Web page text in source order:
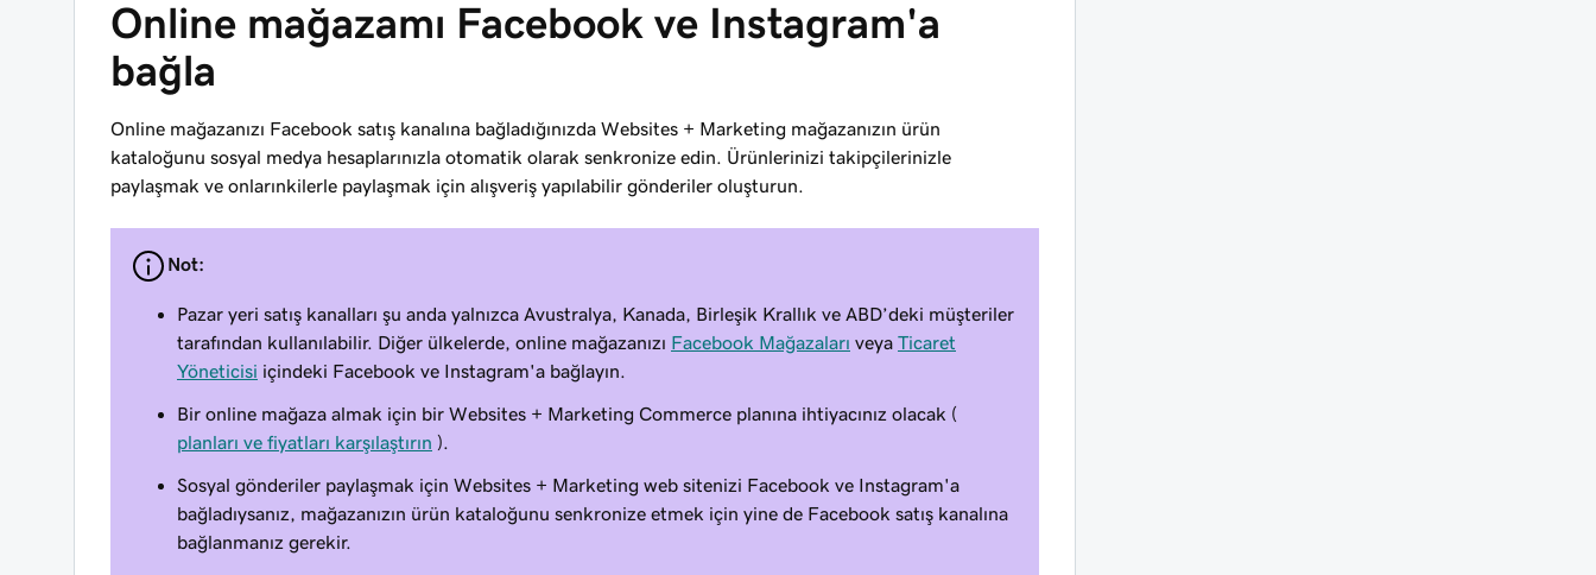
Online mağazamı Facebook ve Instagram'a
bağla
Online mağazanızı Facebook satış kanalına bağladığınızda Websites + Marketing mağazanızın ürün
kataloğunu sosyal medya hesaplarınızla otomatik olarak senkronize edin. Ürünlerinizi takipçilerinizle
paylaşmak ve onlarınkilerle paylaşmak için alışveriş yapılabilir gönderiler oluşturun.
Not:
Pazar yeri satış kanalları şu anda yalnızca Avustralya, Kanada, Birleşik Krallık ve ABD’deki müşteriler
tarafından kullanılabilir. Diğer ülkelerde, online mağazanızı Facebook Mağazaları veya Ticaret
Yöneticisi içindeki Facebook ve Instagram'a bağlayın.
Bir online mağaza almak için bir Websites + Marketing Commerce planına ihtiyacınız olacak (
planları ve fiyatları karşılaştırın ).
Sosyal gönderiler paylaşmak için Websites + Marketing web sitenizi Facebook ve Instagram'a
bağladıysanız, mağazanızın ürün kataloğunu senkronize etmek için yine de Facebook satış kanalına
bağlanmanız gerekir.